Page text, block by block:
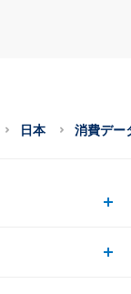
日本 消費デー